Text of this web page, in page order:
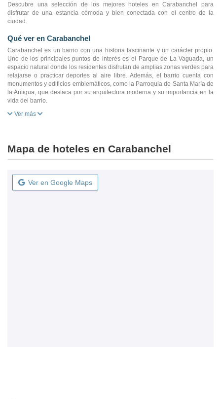
Descubre una selección de los mejores hoteles en Carabanchel para
disfrutar de una estancia cómoda y bien conectada con el centro de la
ciudad.
Qué ver en Carabanchel
Carabanchel es un barrio con una historia fascinante y un carácter propio.
Uno de los principales puntos de interés es el Parque de La Vaguada, un
espacio natural donde los residentes disfrutan de amplias zonas verdes para
relajarse o practicar deportes al aire libre. Además, el barrio cuenta con
monumentos y edificios emblemáticos, como la Parroquia de Santa María de
la Antigua, que destaca por su arquitectura moderna y su importancia en la
vida del barrio.
Ver más
Mapa de hoteles en Carabanchel
Ver en Google Maps